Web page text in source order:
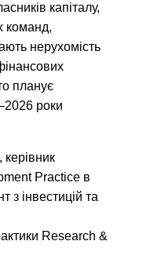
капіталу,
команд,
нерухомість
планує
роки
Practice в
з інвестицій та
Research &